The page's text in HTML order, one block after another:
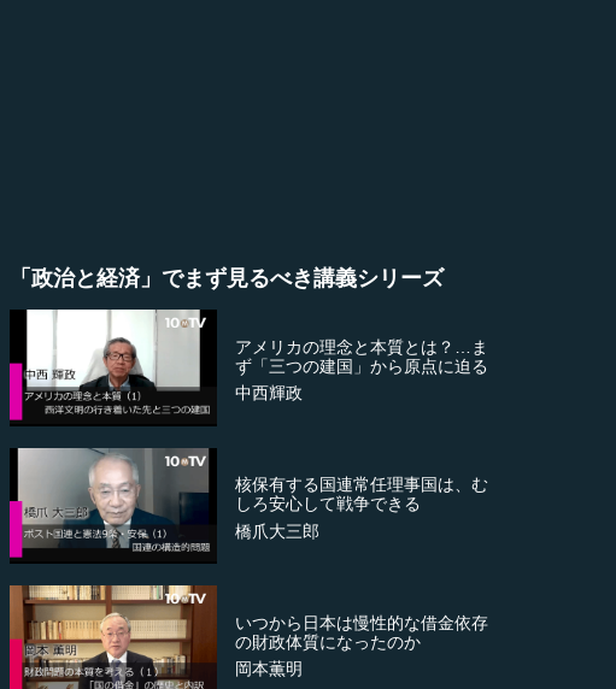
「政治と経済」でまず見るべき講義シリーズ
アメリカの理念と本質とは？…ま
ず「三つの建国」から原点に迫る
中西輝政
核保有する国連常任理事国は、む
しろ安心して戦争できる
橋爪大三郎
いつから日本は慢性的な借金依存
の財政体質になったのか
岡本薫明